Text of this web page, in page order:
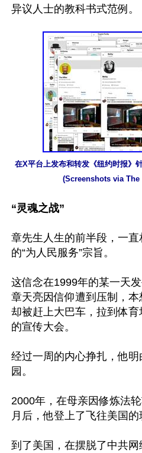
异议人士的教科书式范例。
在X平台上发布和转发《纽约时报》
(Screenshots via
“灵魂之战”
章先生人生的前半段，一
的“为人民服务”宗旨。
这信念在1999年的某一天
章天亮因信仰遭到压制，本
却被赶上大巴车，拉到体
的宣传大会。
经过一周的内心挣扎，他
园。
2000年，在母亲因修炼法
月后，他登上了飞往美国的
到了美国，在摆脱了中共